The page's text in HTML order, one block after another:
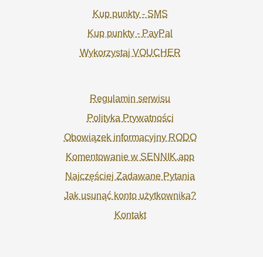
Kup punkty - SMS
Kup punkty - PayPal
Wykorzystaj VOUCHER
Regulamin serwisu
Polityka Prywatności
Obowiązek informacyjny RODO
Komentowanie w SENNIK.app
Najczęściej Zadawane Pytania
Jak usunąć konto użytkownika?
Kontakt